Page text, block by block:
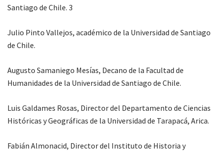
Santiago de Chile. 3
Julio Pinto Vallejos, académico de la Universidad de Santiago
de Chile.
Augusto Samaniego Mesías, Decano de la Facultad de
Humanidades de la Universidad de Santiago de Chile.
Luis Galdames Rosas, Director del Departamento de Ciencias
Históricas y Geográficas de la Universidad de Tarapacá, Arica.
Fabián Almonacid, Director del Instituto de Historia y